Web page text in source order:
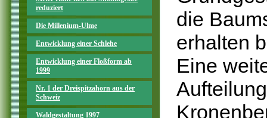
reduziert
Die Millenium-Ulme
Entwicklung einer Schlehe
Entwicklung einer Floßform ab
1999
Nr. 1 der Dreispitzahorn aus der
Schweiz
Waldgestaltung 1997
die
erhalten
Eine